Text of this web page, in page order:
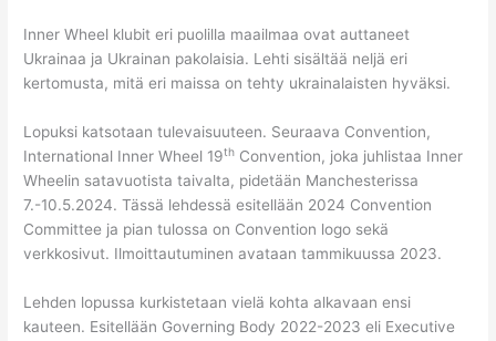
Inner Wheel klubit eri puolilla maailmaa ovat auttaneet
Ukrainaa ja Ukrainan pakolaisia. Lehti sisältää neljä eri
kertomusta, mitä eri maissa on tehty ukrainalaisten hyväksi.
Lopuksi katsotaan tulevaisuuteen. Seuraava Convention,
International Inner Wheel 19th Convention, joka juhlistaa Inner
Wheelin satavuotista taivalta, pidetään Manchesterissa
7.-10.5.2024. Tässä lehdessä esitellään 2024 Convention
Committee ja pian tulossa on Convention logo sekä
verkkosivut. Ilmoittautuminen avataan tammikuussa 2023.
Lehden lopussa kurkistetaan vielä kohta alkavaan ensi
kauteen. Esitellään Governing Body 2022-2023 eli Executive